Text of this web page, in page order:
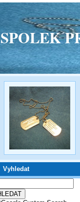
SPOLEK
Vyhledat